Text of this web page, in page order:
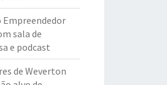
Empreendedor
sala de
e podcast
de Weverton